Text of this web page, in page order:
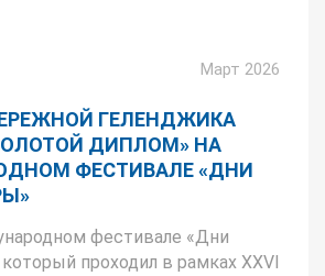
Март 2026
ГЕЛЕНДЖИКА
ДИПЛОМ» НА
ФЕСТИВАЛЕ «ДНИ
фестивале «Дни
проходил в рамках XXVI